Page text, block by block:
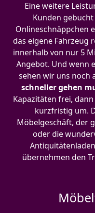
Eine weitere
Kunden
Onlineschnäppchen
das eigene Fahrzeug
innerhalb von nur 5
Angebot. Und wenn
sehen wir uns noch
schneller gehen
Kapazitäten frei,
kurzfristig um.
Möbelgeschäft, der
oder die
übernehmen den